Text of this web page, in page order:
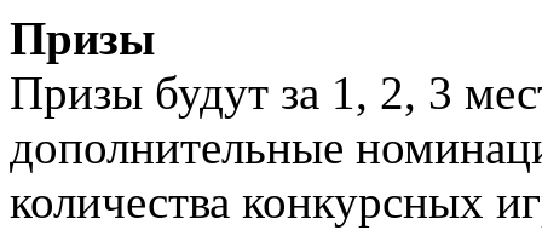
Призы
Призы будут за 1, 2, 3
дополнительные
количества конкурсных